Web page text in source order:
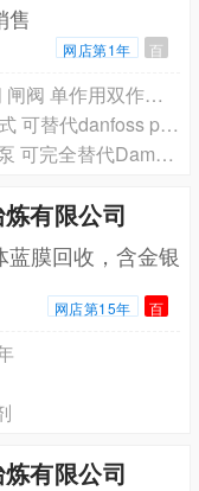
售
网店第1年 百
非标定制 液压液动截止阀 截止止回阀 闸阀 单作用双作用 带手动
船用电液动驱动执行器 阀门遥控电液式 可替代danfoss pleiger
KF-SDB-02船用液压阀门便携式手动泵 可完全替代Damcos Nakakita
有限公司
膜回收，含金银
网店第15年 百
有限公司